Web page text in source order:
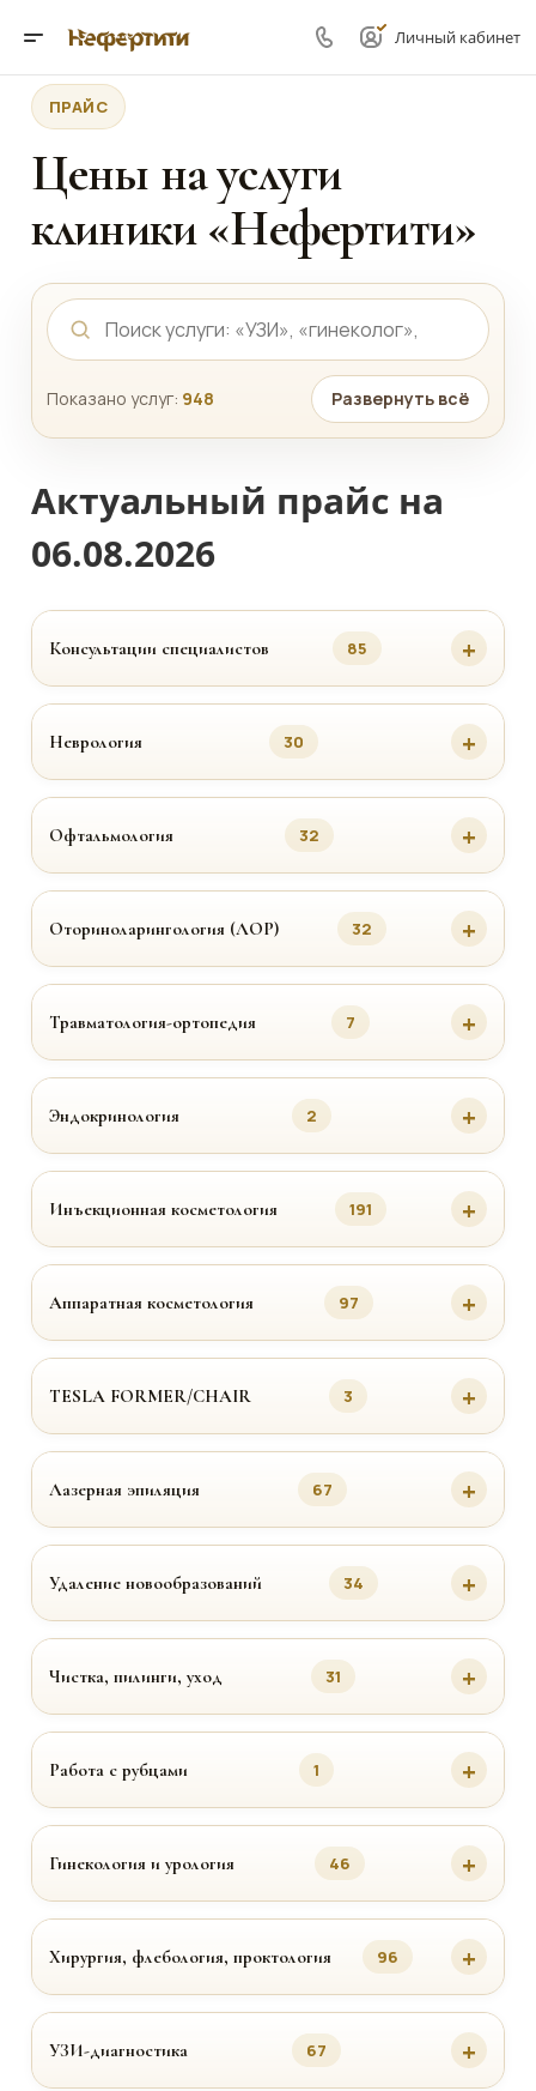
Личный кабинет
ПРАЙС
Цены на услуги
клиники «Нефертити»
Показано услуг: 948 Развернуть всё
Актуальный прайс на
06.08.2026
Консультации специалистов 85
Неврология 30
Офтальмология 32
Оториноларингология (ЛОР) 32
Травматология-ортопедия 7
Эндокринология 2
Инъекционная косметология 191
Аппаратная косметология 97
TESLA FORMER/CHAIR 3
Лазерная эпиляция 67
Удаление новообразований 34
Чистка, пилинги, уход 31
Работа с рубцами 1
Гинекология и урология 46
Хирургия, флебология, проктология 96
УЗИ-диагностика 67